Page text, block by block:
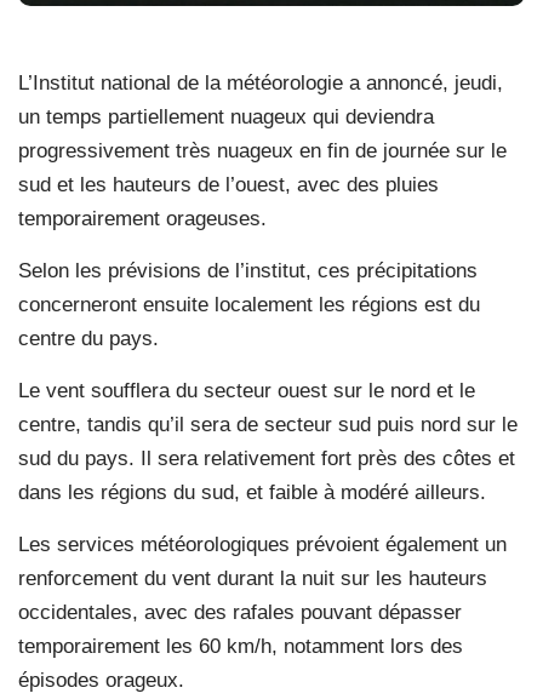
L’Institut national de la météorologie a annoncé, jeudi,
un temps partiellement nuageux qui deviendra
progressivement très nuageux en fin de journée sur le
sud et les hauteurs de l’ouest, avec des pluies
temporairement orageuses.
Selon les prévisions de l’institut, ces précipitations
concerneront ensuite localement les régions est du
centre du pays.
Le vent soufflera du secteur ouest sur le nord et le
centre, tandis qu’il sera de secteur sud puis nord sur le
sud du pays. Il sera relativement fort près des côtes et
dans les régions du sud, et faible à modéré ailleurs.
Les services météorologiques prévoient également un
renforcement du vent durant la nuit sur les hauteurs
occidentales, avec des rafales pouvant dépasser
temporairement les 60 km/h, notamment lors des
épisodes orageux.